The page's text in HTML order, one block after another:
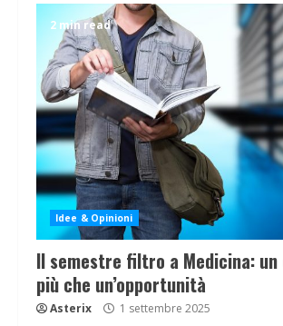
2 min read
Idee & Opinioni
Il semestre filtro a Medicina:
più che un’opportunità
Asterix 1 settembre 2025